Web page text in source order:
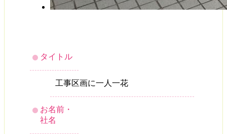
タイトル
工事区画に一人一花
お名前・
社名